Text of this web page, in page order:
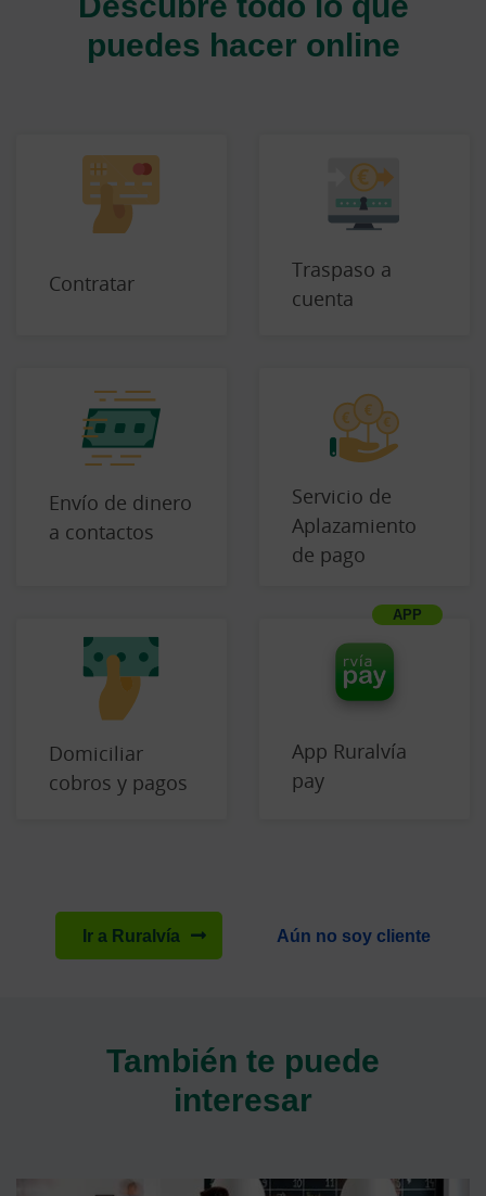
puedes hacer online
Contratar
Traspaso a
cuenta
Envío de dinero
a contactos
Servicio de
Aplazamiento
de pago
Domiciliar
cobros y pagos
App Ruralvía
pay
Ir a Ruralvía Aún no soy cliente
También te puede
interesar